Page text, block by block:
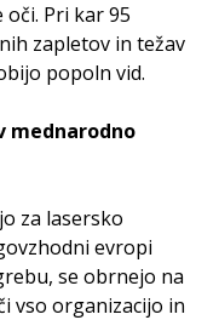
Pri kar 95
zapletov in težav
popoln vid.
mednarodno
za lasersko
evropi
se obrnejo na
vso organizacijo in